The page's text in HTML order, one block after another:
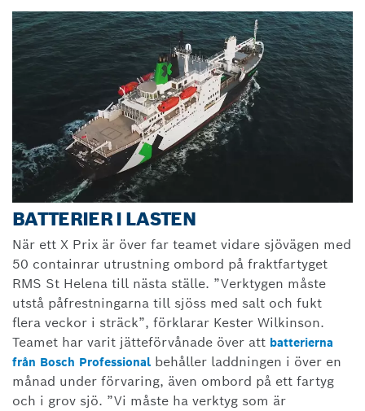
BATTERIER I LASTEN
När ett X Prix är över far teamet vidare sjövägen med
50 containrar utrustning ombord på fraktfartyget
RMS St Helena till nästa ställe. ”Verktygen måste
utstå påfrestningarna till sjöss med salt och fukt
flera veckor i sträck”, förklarar Kester Wilkinson.
Teamet har varit jätteförvånade över att batterierna
från Bosch Professionalbehåller laddningen i över en
månad under förvaring, även ombord på ett fartyg
och i grov sjö. ”Vi måste ha verktyg som är